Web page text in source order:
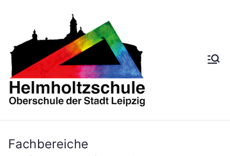
springen
ule
Fachbereiche